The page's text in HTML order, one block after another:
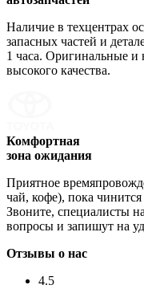
Наличие в техцентрах
запасных частей и
1 часа. Оригинальные и
высокого качества.
Комфортная
зона ожидания
Приятное
чай, кофе), пока
Звоните, специалисты
вопросы и запишут на
Отзывы о нас
4.5